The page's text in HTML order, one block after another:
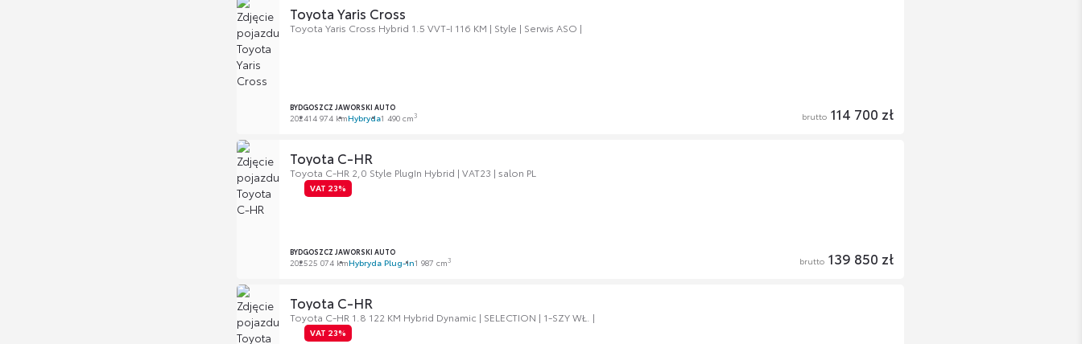
Toyota Yaris Cross
Toyota Yaris Cross Hybrid 1.5 VVT-I 116 KM | Style | Serwis ASO |
BYDGOSZCZ JAWORSKI AUTO
202414 974 kmHybryda1 490 cm3 brutto 114 700 zł
Toyota C-HR
Toyota C-HR 2,0 Style PlugIn Hybrid | VAT23 | salon PL
VAT 23%
BYDGOSZCZ JAWORSKI AUTO
202525 074 kmHybryda Plug-in1 987 cm3 brutto 139 850 zł
Toyota C-HR
Toyota C-HR 1.8 122 KM Hybrid Dynamic | SELECTION | 1-SZY WŁ. |
VAT 23%